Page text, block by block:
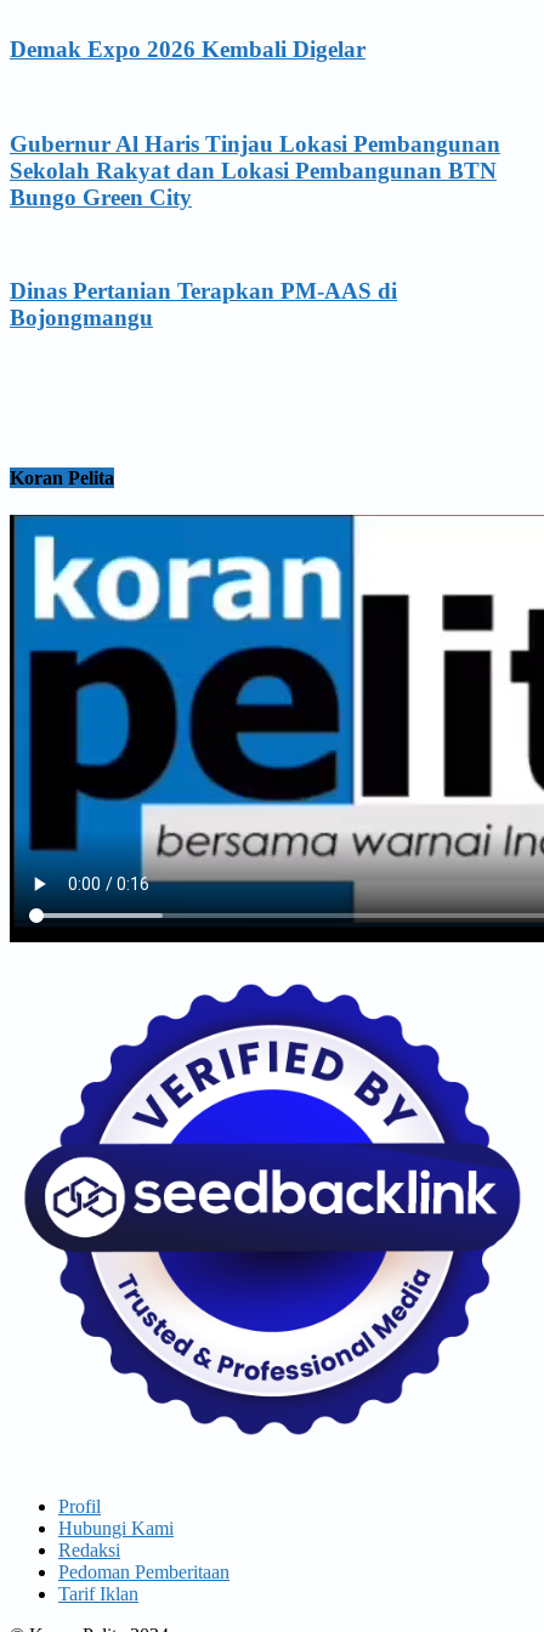
Demak Expo 2026 Kembali Digelar
Gubernur Al Haris Tinjau Lokasi Pembangunan
Sekolah Rakyat dan Lokasi Pembangunan BTN
Bungo Green City
Dinas Pertanian Terapkan PM-AAS di
Bojongmangu
Koran Pelita
Profil
Hubungi Kami
Redaksi
Pedoman Pemberitaan
Tarif Iklan